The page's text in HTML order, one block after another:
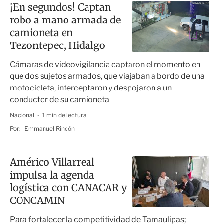
¡En segundos! Captan
robo a mano armada de
camioneta en
Tezontepec, Hidalgo
Cámaras de videovigilancia captaron el momento en
que dos sujetos armados, que viajaban a bordo de una
motocicleta, interceptaron y despojaron a un
conductor de su camioneta
Nacional
1 min de lectura
Por:
Emmanuel Rincón
Américo Villarreal
impulsa la agenda
logística con CANACAR y
CONCAMIN
Para fortalecer la competitividad de Tamaulipas;